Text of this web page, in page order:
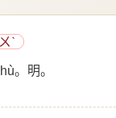
ˋ
。明。